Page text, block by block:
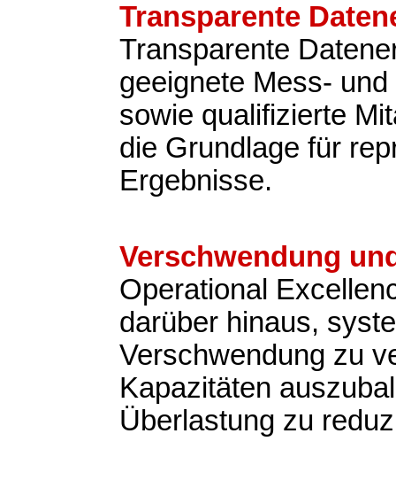
Transparente
Transparente
geeignete Mess-
sowie qualifizierte
die Grundlage für
Ergebnisse.
Verschwendung
Operational
darüber hinaus,
Verschwendung zu
Kapazitäten
Überlastung zu